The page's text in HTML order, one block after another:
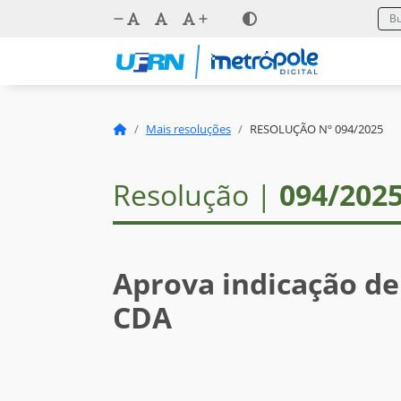
Mais resoluções RESOLUÇÃO Nº 094/2025
Resolução | 094/
Aprova indicação
CDA